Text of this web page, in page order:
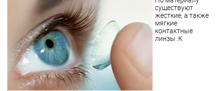
существуют
жесткие, а также
мягкие
контактные
линзы. К